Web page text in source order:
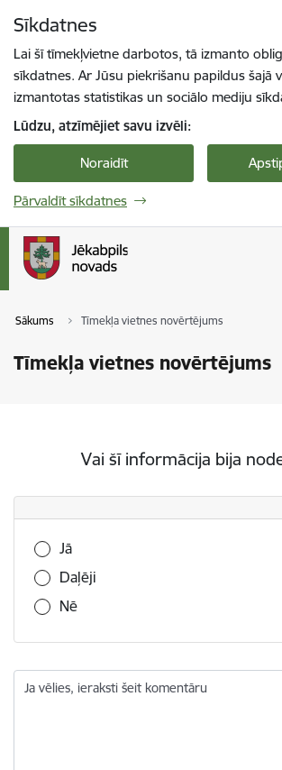
Sīkdatnes
Lai šī tīmekļvietne darbotos, tā izmanto
sīkdatnes. Ar Jūsu piekrišanu papildus šajā
izmantotas statistikas un sociālo mediju
Lūdzu, atzīmējiet savu izvēli:
Noraidīt
Pārvaldīt sīkdatnes
Sākums Tīmekļa vietnes novērtējums
Tīmekļa vietnes novērtējums
Vai šī informācija bija
Vai šī informācija bija noderīga?
Jā
Daļēji
Nē
Ja vēlies, ieraksti šeit komentāru